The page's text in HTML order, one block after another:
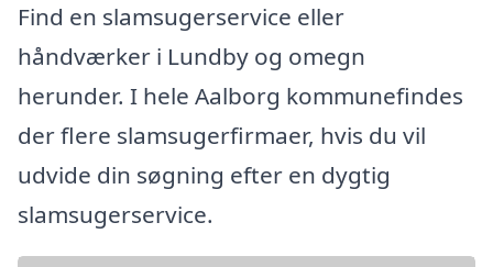
Find en slamsugerservice eller
håndværker i Lundby og omegn
herunder. I hele Aalborg kommunefindes
der flere slamsugerfirmaer, hvis du vil
udvide din søgning efter en dygtig
slamsugerservice.